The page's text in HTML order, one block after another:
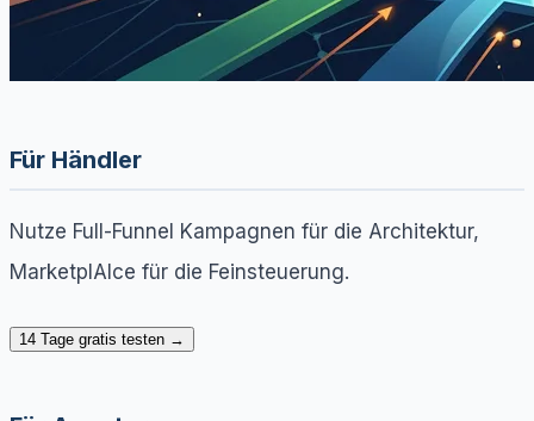
Für Händler
Nutze Full-Funnel Kampagnen für die Architektur,
MarketplAIce für die Feinsteuerung.
14 Tage gratis testen →